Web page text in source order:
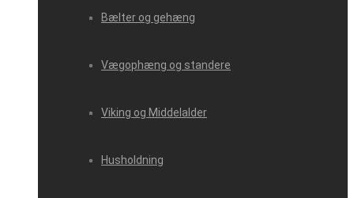
Bælter og gehæng
Vægophæng og standere
Viking og Middelalder
Husholdning